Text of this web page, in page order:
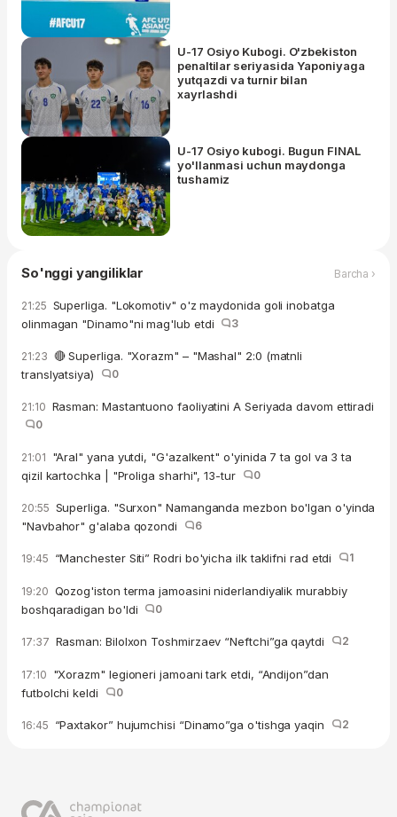
U-17 Osiyo Kubogi. O'zbekiston
penaltilar seriyasida Yaponiyaga
yutqazdi va turnir bilan
xayrlashdi
U-17 Osiyo kubogi. Bugun FINAL
yo'llanmasi uchun maydonga
tushamiz
So'nggi yangiliklar Barcha ›
21:25 Superliga. "Lokomotiv" o'z maydonida goli inobatga
olinmagan "Dinamo"ni mag'lub etdi
3
21:23 🔴 Superliga. "Xorazm" – "Mashal" 2:0 (matnli
translyatsiya)
0
21:10 Rasman: Mastantuono faoliyatini A Seriyada davom ettiradi
0
21:01 "Aral" yana yutdi, "G'azalkent" o'yinida 7 ta gol va 3 ta
qizil kartochka | "Proliga sharhi", 13-tur
0
20:55 Superliga. "Surxon" Namanganda mezbon bo'lgan o'yinda
"Navbahor" g'alaba qozondi
6
19:45 “Manchester Siti” Rodri bo'yicha ilk taklifni rad etdi 1
19:20 Qozog'iston terma jamoasini niderlandiyalik murabbiy
boshqaradigan bo'ldi
0
17:37 Rasman: Bilolxon Toshmirzaev “Neftchi”ga qaytdi 2
17:10 "Xorazm" legioneri jamoani tark etdi, “Andijon”dan
futbolchi keldi
0
16:45 “Paxtakor” hujumchisi “Dinamo”ga o'tishga yaqin 2